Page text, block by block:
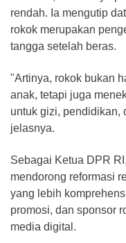
rendah. Ia mengutip
rokok merupakan
tangga setelah beras.
"Artinya, rokok bukan
anak, tetapi juga
untuk gizi, pendidikan,
jelasnya.
Sebagai Ketua DPR
mendorong reformasi
yang lebih
promosi, dan sponsor
media digital.